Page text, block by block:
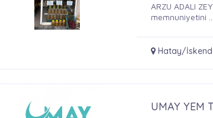
ARZU ADALI
memnuniyetini ...
Hatay/
UMAY YEM